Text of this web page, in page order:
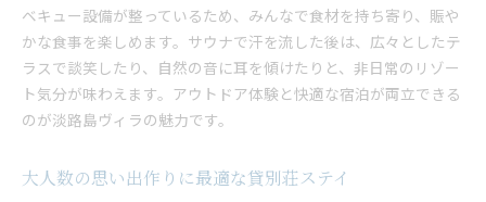
ベキュー設備が整っているため、みんなで食材を持ち寄り、賑や
かな食事を楽しめます。サウナで汗を流した後は、広々としたテ
ラスで談笑したり、自然の音に耳を傾けたりと、非日常のリゾー
ト気分が味わえます。アウトドア体験と快適な宿泊が両立できる
のが淡路島ヴィラの魅力です。
大人数の思い出作りに最適な貸別荘ステイ